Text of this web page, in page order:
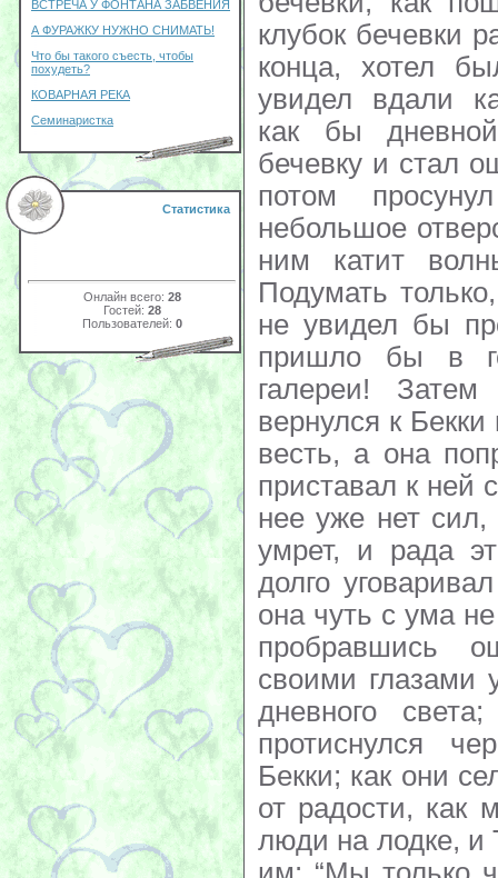
ВСТРЕЧА У ФОНТАНА ЗАБВЕНИЯ
А ФУРАЖКУ НУЖНО СНИМАТЬ!
Что бы такого съесть, чтобы
похудеть?
КОВАРНАЯ РЕКА
Семинаристка
Статистика
Онлайн всего: 28
Гостей: 28
Пользователей: 0
клубок бечевки
конца, хотел
увидел вдали
как бы
бечевку и стал
потом
небольшое
ним катит
Подумать
не увидел бы
пришло бы в
галереи!
вернулся к
весть, а она
приставал к ней
нее уже нет сил,
умрет, и рада
долго
она чуть с ума
пробравшись
своими глазами
дневного
протиснулся
Бекки; как они
от радости, как
люди на лодке, и